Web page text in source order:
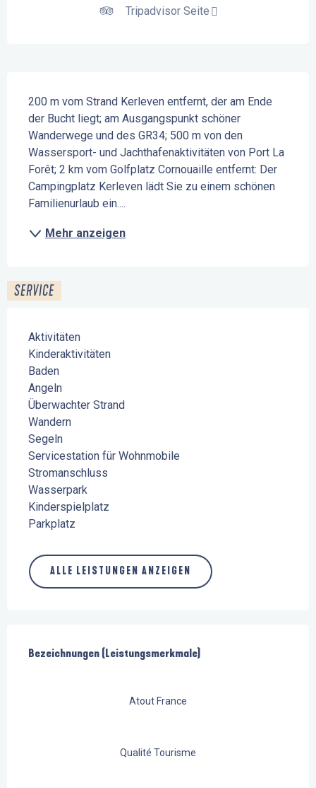
Tripadvisor Seite
200 m vom Strand Kerleven entfernt, der am Ende
der Bucht liegt; am Ausgangspunkt schöner
Wanderwege und des GR34; 500 m von den
Wassersport- und Jachthafenaktivitäten von Port La
Forêt; 2 km vom Golfplatz Cornouaille entfernt: Der
Campingplatz Kerleven lädt Sie zu einem schönen
Familienurlaub ein....
Mehr anzeigen
SERVICE
Aktivitäten
Kinderaktivitäten
Baden
Angeln
Überwachter Strand
Wandern
Segeln
Servicestation für Wohnmobile
Stromanschluss
Wasserpark
Kinderspielplatz
Parkplatz
ALLE LEISTUNGEN ANZEIGEN
Bezeichnungen (Leistungsmerkmale)
Bezeichnungen (Leistungsmerkmale)
Atout France
Qualité Tourisme